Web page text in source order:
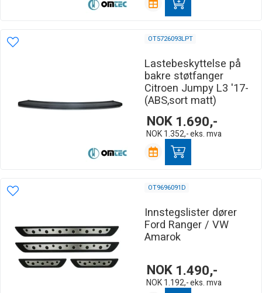
OT5726093LPT
Lastebeskyttelse på
bakre støtfanger
Citroen Jumpy L3 '17-
(ABS,sort matt)
NOK 1.690,-
NOK 1.352,-eks. mva
OT9696091D
Innstegslister dører
Ford Ranger / VW
Amarok
NOK 1.490,-
NOK 1.192,-eks. mva